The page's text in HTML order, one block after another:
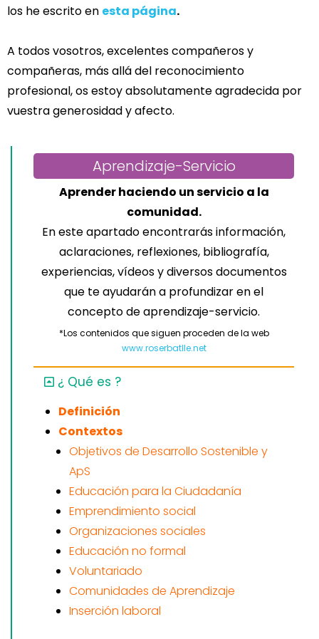
los he escrito en esta página.
A todos vosotros, excelentes compañeros y
compañeras, más allá del reconocimiento
profesional, os estoy absolutamente agradecida por
vuestra generosidad y afecto.
Aprendizaje-Servicio
Aprender haciendo un servicio a la
comunidad.
En este apartado encontrarás información,
aclaraciones, reflexiones, bibliografía,
experiencias, vídeos y diversos documentos
que te ayudarán a profundizar en el
concepto de aprendizaje-servicio.
*Los contenidos que siguen proceden de la web
www.roserbatlle.net
¿ Qué es ?
Definición
Contextos
Objetivos de Desarrollo Sostenible y
ApS
Educación para la Ciudadanía
Emprendimiento social
Organizaciones sociales
Educación no formal
Voluntariado
Comunidades de Aprendizaje
Inserción laboral